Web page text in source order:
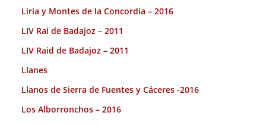
Liria y Montes de la Concordia – 2016
LIV Rai de Badajoz – 2011
LIV Raid de Badajoz – 2011
Llanes
Llanos de Sierra de Fuentes y Cáceres -2016
Los Alborronchos – 2016